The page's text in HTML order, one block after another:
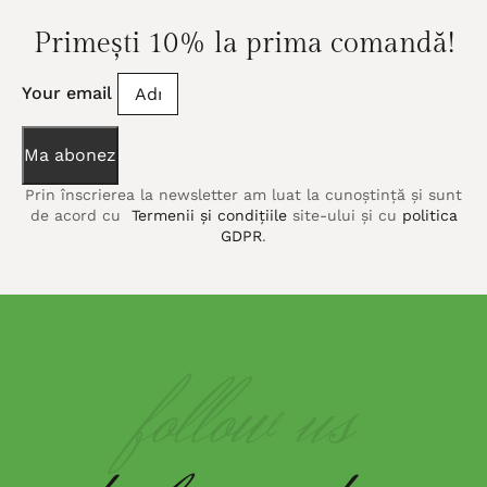
Primești 10% la prima comandă!
Your email
Ma abonez
Prin înscrierea la newsletter am luat la cunoștință și sunt
de acord cu
Termenii și condițiilesite-ului și cu politica
GDPR.
follow us